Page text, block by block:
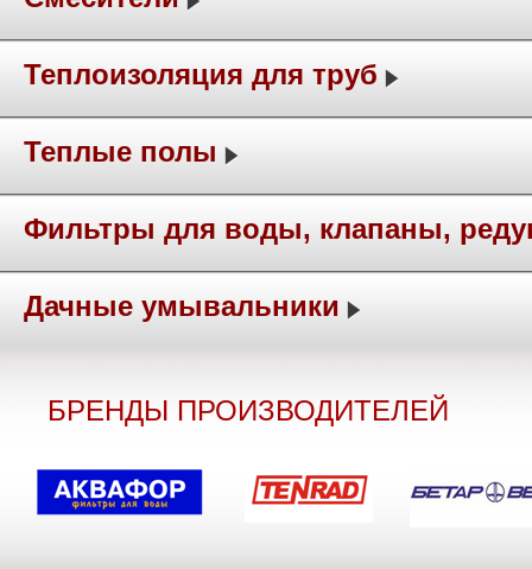
Теплоизоляция для труб
Теплые полы
Фильтры для воды, клапаны,
Дачные умывальники
БРЕНДЫ ПРОИЗВОДИТЕЛЕЙ